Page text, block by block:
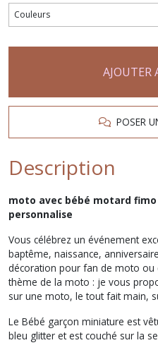
AJOUTER
POSER
Description
moto avec bébé motard fimo
personnalise
Vous célébrez un événement
baptême, naissance,
décoration pour fan de moto ou
thème de la moto : je vous
sur une moto, le tout fait main,
Le Bébé garçon miniature est
bleu glitter et est couché sur la